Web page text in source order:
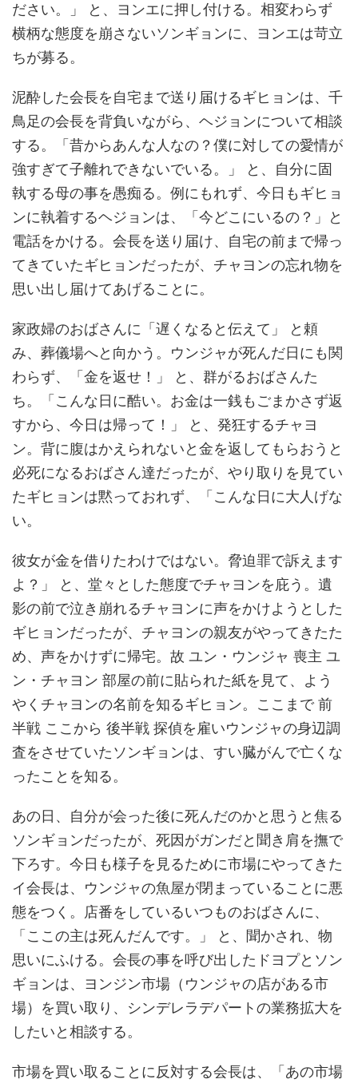
ださい。」 と、ヨンエに押し付ける。相変わらず
横柄な態度を崩さないソンギョンに、ヨンエは苛立
ちが募る。
泥酔した会長を自宅まで送り届けるギヒョンは、千
鳥足の会長を背負いながら、ヘジョンについて相談
する。「昔からあんな人なの？僕に対しての愛情が
強すぎて子離れできないでいる。」 と、自分に固
執する母の事を愚痴る。例にもれず、今日もギヒョ
ンに執着するヘジョンは、「今どこにいるの？」と
電話をかける。会長を送り届け、自宅の前まで帰っ
てきていたギヒョンだったが、チャヨンの忘れ物を
思い出し届けてあげることに。
家政婦のおばさんに「遅くなると伝えて」 と頼
み、葬儀場へと向かう。ウンジャが死んだ日にも関
わらず、「金を返せ！」 と、群がるおばさんた
ち。「こんな日に酷い。お金は一銭もごまかさず返
すから、今日は帰って！」 と、発狂するチャヨ
ン。背に腹はかえられないと金を返してもらおうと
必死になるおばさん達だったが、やり取りを見てい
たギヒョンは黙っておれず、「こんな日に大人げな
い。
彼女が金を借りたわけではない。脅迫罪で訴えます
よ？」 と、堂々とした態度でチャヨンを庇う。遺
影の前で泣き崩れるチャヨンに声をかけようとした
ギヒョンだったが、チャヨンの親友がやってきたた
め、声をかけずに帰宅。故 ユン・ウンジャ 喪主 ユ
ン・チャヨン 部屋の前に貼られた紙を見て、よう
やくチャヨンの名前を知るギヒョン。ここまで 前
半戦 ここから 後半戦 探偵を雇いウンジャの身辺調
査をさせていたソンギョンは、すい臓がんで亡くな
ったことを知る。
あの日、自分が会った後に死んだのかと思うと焦る
ソンギョンだったが、死因がガンだと聞き肩を撫で
下ろす。今日も様子を見るために市場にやってきた
イ会長は、ウンジャの魚屋が閉まっていることに悪
態をつく。店番をしているいつものおばさんに、
「ここの主は死んだんです。」 と、聞かされ、物
思いにふける。会長の事を呼び出したドヨプとソン
ギョンは、ヨンジン市場（ウンジャの店がある市
場）を買い取り、シンデレラデパートの業務拡大を
したいと相談する。
市場を買い取ることに反対する会長は、「あの市場